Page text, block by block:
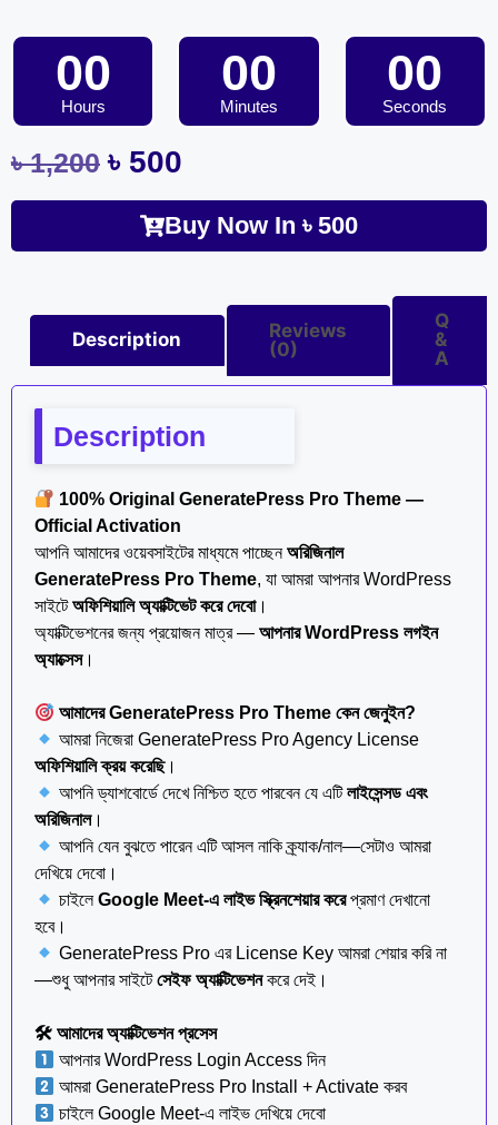
00
Hours
00
Minutes
00
Seconds
৳1,200 ৳ 500
Buy Now In৳ 500
Description
Reviews
(0)
Q
&
A
Description
100% Original GeneratePress Pro Theme —
Official Activation
আপনি আমাদের ওয়েবসাইটের মাধ্যমে পাচ্ছেনঅরিজিনাল
GeneratePress Pro Theme, যা আমরা আপনার WordPress
সাইটেঅফিশিয়ালি অ্যাক্টিভেট করে দেবো।
অ্যাক্টিভেশনের জন্য প্রয়োজন মাত্র — আপনার WordPress লগইন
অ্যাক্সেস।
আমাদের GeneratePress Pro Theme কেন জেনুইন?
আমরা নিজেরা GeneratePress Pro Agency License
অফিশিয়ালি ক্রয় করেছি।
আপনি ড্যাশবোর্ডে দেখে নিশ্চিত হতে পারবেন যে এটিলাইসেন্সড এবং
অরিজিনাল।
আপনি যেন বুঝতে পারেন এটি আসল নাকি ক্র্যাক/নাল—সেটাও আমরা
দেখিয়ে দেবো।
চাইলেGoogle Meet-এ লাইভ স্ক্রিনশেয়ার করেপ্রমাণ দেখানো
হবে।
GeneratePress Pro এর License Key আমরা শেয়ার করি না
—শুধু আপনার সাইটেসেইফ অ্যাক্টিভেশনকরে দেই।
🛠 আমাদের অ্যাক্টিভেশন প্রসেস
আপনার WordPress Login Access দিন
আমরা GeneratePress Pro Install + Activate করব
চাইলে Google Meet-এ লাইভ দেখিয়ে দেবো